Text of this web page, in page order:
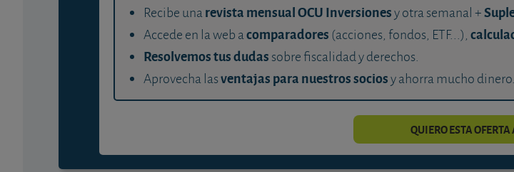
Recibe unarevista mensual OCU Inversionesy otra semanal +
Accede en la web acomparadores (acciones, fondos, ETF...),
Resolvemos tus dudas sobre fiscalidad y derechos.
Aprovecha lasventajas para nuestros sociosy ahorra mucho dinero.
QUIERO ESTA OFERTA